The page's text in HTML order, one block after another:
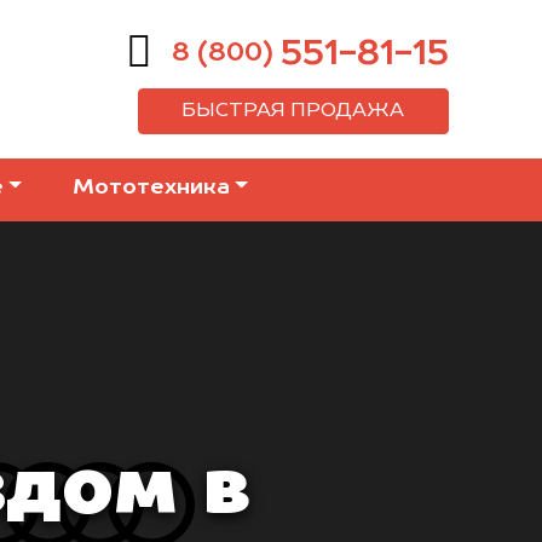
8 (800) 551-81-15
БЫСТРАЯ ПРОДАЖА
Мототехника
в